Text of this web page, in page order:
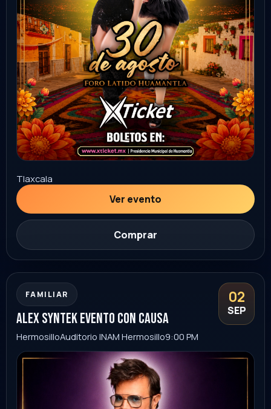
Comprar
CONCIERTO
madball
HermosilloLondon Pub9:00 PM
03
SEP